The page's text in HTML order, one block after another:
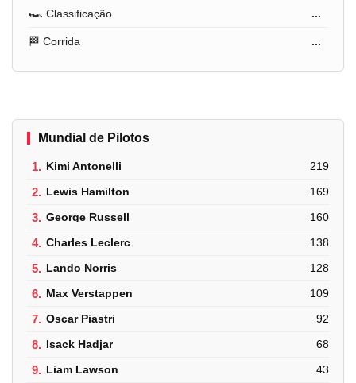
🏎️ Classificação ...
🏁 Corrida ...
Mundial de Pilotos
1. Kimi Antonelli 219
2. Lewis Hamilton 169
3. George Russell 160
4. Charles Leclerc 138
5. Lando Norris 128
6. Max Verstappen 109
7. Oscar Piastri 92
8. Isack Hadjar 68
9. Liam Lawson 43